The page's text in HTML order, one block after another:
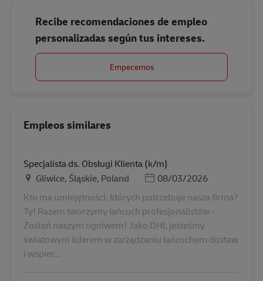
Recibe recomendaciones de empleo
personalizadas según tus intereses.
Empecemos
Empleos similares
Specjalista ds. Obsługi Klienta (k/m)
Ubicación
Gliwice, Śląskie, Poland Posted Date
08/03/2026
Kto ma umiejętności, których potrzebuje nasza firma?
Ty! Razem tworzymy łańcuch profesjonalistów -
Zostań naszym ogniwem! Jako DHL jesteśmy
światowym liderem w zarządzaniu łańcuchem dostaw
i wspier...